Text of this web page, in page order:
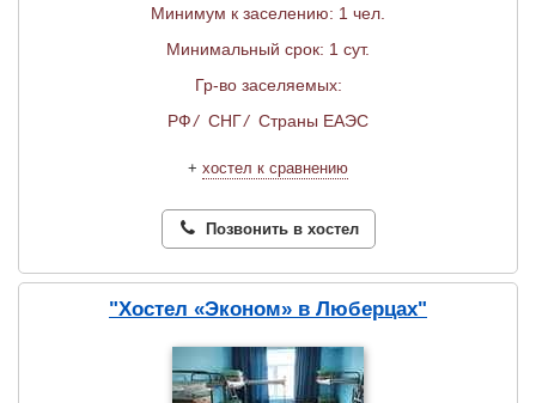
Минимум к заселению: 1 чел.
Минимальный срок: 1 сут.
Гр-во заселяемых:
РФ/ СНГ/ Страны ЕАЭС
+ хостел к сравнению
Позвонить в хостел
"Хостел «Эконом» в Люберцах"